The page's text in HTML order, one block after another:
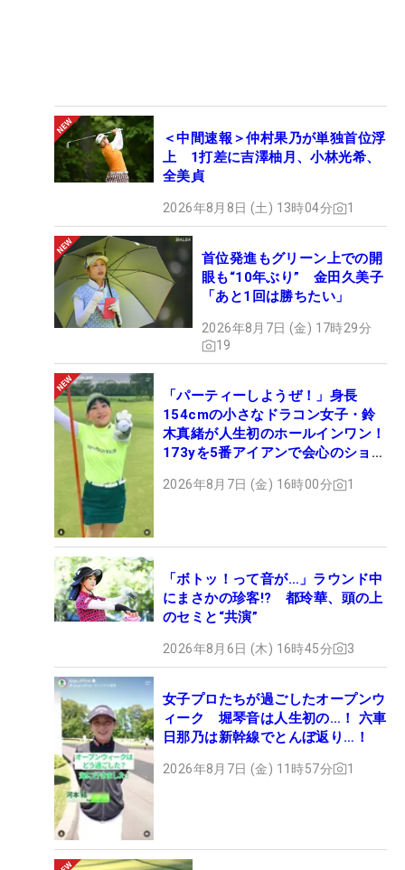
＜中間速報＞仲村果乃が単独首位浮
上 1打差に吉澤柚月、小林光希、
全美貞
2026年8月8日 (土) 13時04分 1
首位発進もグリーン上での開
眼も“10年ぶり” 金田久美子
「あと1回は勝ちたい」
2026年8月7日 (金) 17時29分
19
「パーティーしようぜ！」身長
154cmの小さなドラコン女子・鈴
木真緒が人生初のホールインワン！
173yを5番アイアンで会心のショッ
2026年8月7日 (金) 16時00分 1
「ボトッ！って音が…」ラウンド中
にまさかの珍客!? 都玲華、頭の上
のセミと“共演”
2026年8月6日 (木) 16時45分 3
女子プロたちが過ごしたオープンウ
ィーク 堀琴音は人生初の…！ 六車
日那乃は新幹線でとんぼ返り…！
2026年8月7日 (金) 11時57分 1